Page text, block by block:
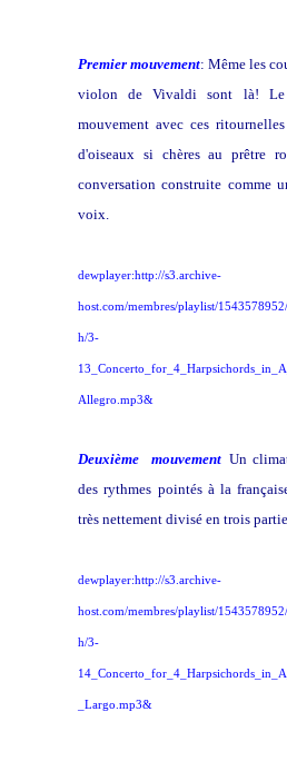
Premier mouvement: Même les
violon de Vivaldi sont là! Le
mouvement avec ces
d'oiseaux si chères au prêtre
conversation construite comme
voix.
dewplayer:http://s3.archive-
host.com/membres/playlist/
h/3-
Allegro.mp3&
Deuxième mouvement Un
des rythmes pointés à la
très nettement divisé en trois
dewplayer:http://s3.archive-
host.com/membres/playlist/
h/3-
_Largo.mp3&